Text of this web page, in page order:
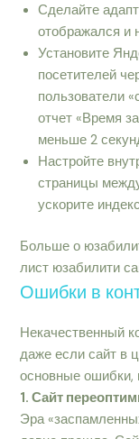
Сделайте
отображался и
Установите
посетителей
пользователи
отчет «Время
меньше 2
Настройте
страницы
ускорите
Больше о
лист юзабилити
Ошибки в
Некачественный
даже если сайт в
основные ошибки,
1. Сайт
Эра